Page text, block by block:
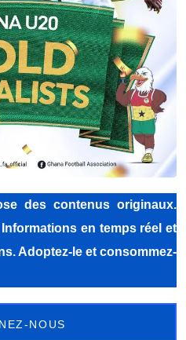
des contenus originaux.
en temps réel et
Adoptez-le et consommez-
NOUS